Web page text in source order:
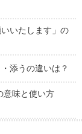
いたします」の
添うの違いは？
意味と使い方